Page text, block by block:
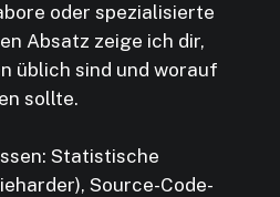
oder spezialisierte
Absatz zeige ich dir,
üblich sind und worauf
sollte.
Statistische
Source-Code-